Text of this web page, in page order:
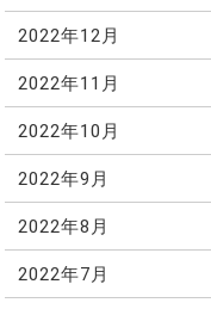
2022年12月
2022年11月
2022年10月
2022年9月
2022年8月
2022年7月